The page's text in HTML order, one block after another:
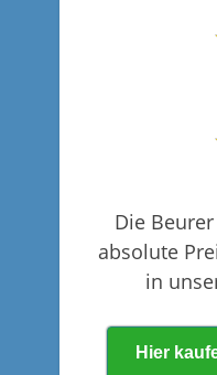
Die
absolute
in
Hier